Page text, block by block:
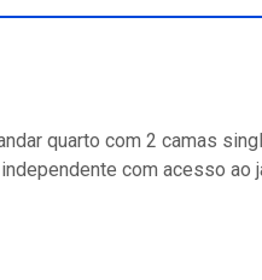
quarto com 2 camas
com acesso ao